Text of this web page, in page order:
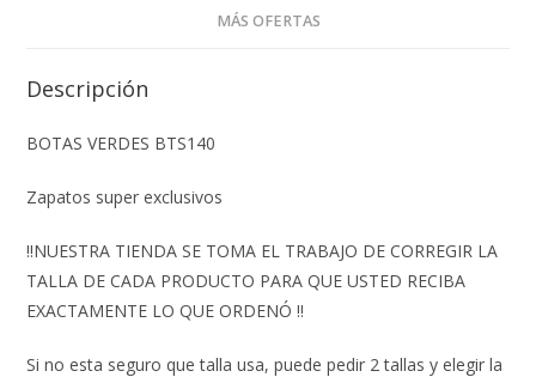
MÁS OFERTAS
Descripción
BOTAS VERDES BTS140
Zapatos super exclusivos
‼️NUESTRA TIENDA SE TOMA EL TRABAJO DE CORREGIR LA
TALLA DE CADA PRODUCTO PARA QUE USTED RECIBA
EXACTAMENTE LO QUE ORDENÓ ‼️
Si no esta seguro que talla usa, puede pedir 2 tallas y elegir la